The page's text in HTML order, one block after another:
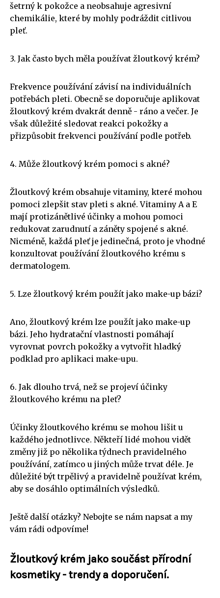
šetrný k pokožce a neobsahuje agresivní
chemikálie, které by mohly podráždit citlivou
pleť.
3. Jak často bych měla používat žloutkový krém?
Frekvence používání závisí na individuálních
potřebách pleti. Obecně se doporučuje aplikovat
žloutkový krém dvakrát denně - ráno a večer. Je
však důležité sledovat reakci pokožky a
přizpůsobit frekvenci používání podle potřeb.
4. Může žloutkový krém pomoci s akné?
Žloutkový krém obsahuje vitaminy, které mohou
pomoci zlepšit stav pleti s akné. Vitaminy A a E
mají protizánětlivé účinky a mohou pomoci
redukovat zarudnutí a záněty spojené s akné.
Nicméně, každá pleť je jedinečná, proto je vhodné
konzultovat používání žloutkového krému s
dermatologem.
5. Lze žloutkový krém použít jako make-up bázi?
Ano, žloutkový krém lze použít jako make-up
bázi. Jeho hydratační vlastnosti pomáhají
vyrovnat povrch pokožky a vytvořit hladký
podklad pro aplikaci make-upu.
6. Jak dlouho trvá, než se projeví účinky
žloutkového krému na pleť?
Účinky žloutkového krému se mohou lišit u
každého jednotlivce. Někteří lidé mohou vidět
změny již po několika týdnech pravidelného
používání, zatímco u jiných může trvat déle. Je
důležité být trpělivý a pravidelně používat krém,
aby se dosáhlo optimálních výsledků.
Ještě další otázky? Nebojte se nám napsat a my
vám rádi odpovíme!
Žloutkový krém jako součást přírodní
kosmetiky - trendy a doporučení.